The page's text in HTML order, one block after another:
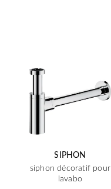
SIPHON
siphon décoratif pour
lavabo